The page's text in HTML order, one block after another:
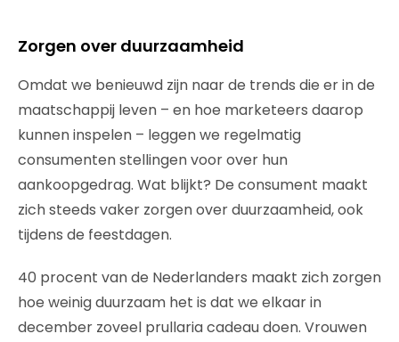
Zorgen over duurzaamheid
Omdat we benieuwd zijn naar de trends die er in de
maatschappij leven – en hoe marketeers daarop
kunnen inspelen – leggen we regelmatig
consumenten stellingen voor over hun
aankoopgedrag. Wat blijkt? De consument maakt
zich steeds vaker zorgen over duurzaamheid, ook
tijdens de feestdagen.
40 procent van de Nederlanders maakt zich zorgen
hoe weinig duurzaam het is dat we elkaar in
december zoveel prullaria cadeau doen. Vrouwen